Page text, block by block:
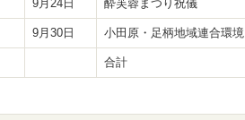
9月24日 酔芙蓉まつり祝儀
9月30日 小田原・足柄地域連合環
合計